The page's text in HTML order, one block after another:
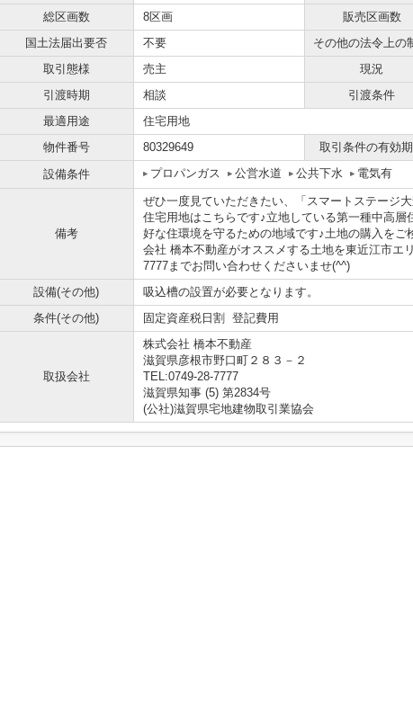
総区画数
8区画 販売区画数
国土法届出要否
不要 その他の法令上の
取引態様
売主 現況
引渡時期
相談 引渡条件
最適用途
住宅用地
物件番号
80329649 取引条件の有効
設備条件
プロパンガス 公営水道 公共下水 電気有
備考
ぜひ一度見ていただきたい、「スマートステージ
住宅用地はこちらです♪立地している第一種中高層
好な住環境を守るための地域です♪土地の購入を
会社 橋本不動産がオススメする土地を東近江市エ
7777までお問い合わせくださいませ(^^)
設備(その他)
吸込槽の設置が必要となります。
条件(その他)
固定資産税日割 登記費用
取扱会社
株式会社 橋本不動産
滋賀県彦根市野口町２８３－２
TEL:0749-28-7777
滋賀県知事 (5) 第2834号
(公社)滋賀県宅地建物取引業協会